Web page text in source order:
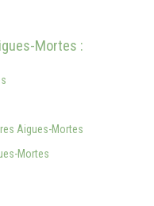
Mortes :
Aigues-Mortes
Mortes